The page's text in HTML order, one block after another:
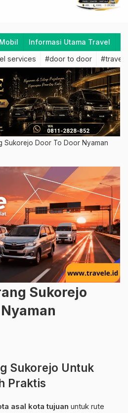
Informasi Utama Travel
services #door to door #travel
Sukorejo Door To Door Nyaman
Sukorejo
Sukorejo Untuk
Praktis
asal kota tujuan untuk rute